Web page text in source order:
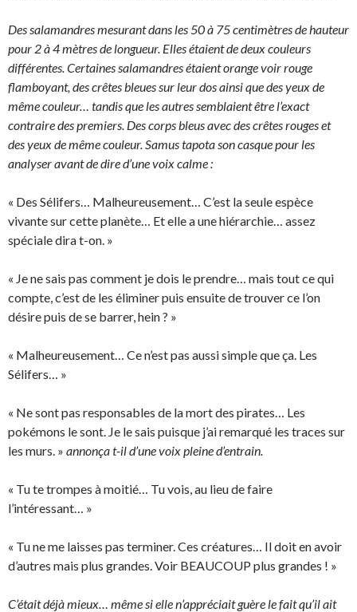
Des salamandres mesurant dans les 50 à 75 centimètres de hauteur
pour 2 à 4 mètres de longueur. Elles étaient de deux couleurs
différentes. Certaines salamandres étaient orange voir rouge
flamboyant, des crêtes bleues sur leur dos ainsi que des yeux de
même couleur… tandis que les autres semblaient être l’exact
contraire des premiers. Des corps bleus avec des crêtes rouges et
des yeux de même couleur. Samus tapota son casque pour les
analyser avant de dire d’une voix calme :
« Des Sélifers… Malheureusement… C’est la seule espèce
vivante sur cette planète… Et elle a une hiérarchie… assez
spéciale dira t-on. »
« Je ne sais pas comment je dois le prendre… mais tout ce qui
compte, c’est de les éliminer puis ensuite de trouver ce l’on
désire puis de se barrer, hein ? »
« Malheureusement… Ce n’est pas aussi simple que ça. Les
Sélifers… »
« Ne sont pas responsables de la mort des pirates… Les
pokémons le sont. Je le sais puisque j’ai remarqué les traces sur
les murs. » annonça t-il d’une voix pleine d’entrain.
« Tu te trompes à moitié… Tu vois, au lieu de faire
l’intéressant… »
« Tu ne me laisses pas terminer. Ces créatures… Il doit en avoir
d’autres mais plus grandes. Voir BEAUCOUP plus grandes ! »
C’était déjà mieux… même si elle n’appréciait guère le fait qu’il ait